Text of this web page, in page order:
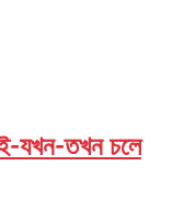
যখন-তখন চলে